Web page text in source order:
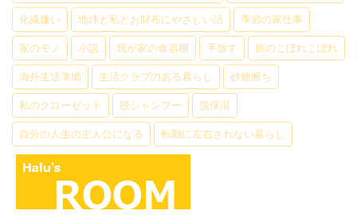
化繊嫌い 地球と私とお財布にやさしい話 季節の家仕事
家のモノ 小説 我が家の食器棚 手放す 旅のこぼれこぼれ
海外生活準備 生活クラブのある暮らし 砂糖断ち
私のクローゼット 脱シャンプー 脱保湿
自分の人生の主人公になる 転勤に左右されない暮らし